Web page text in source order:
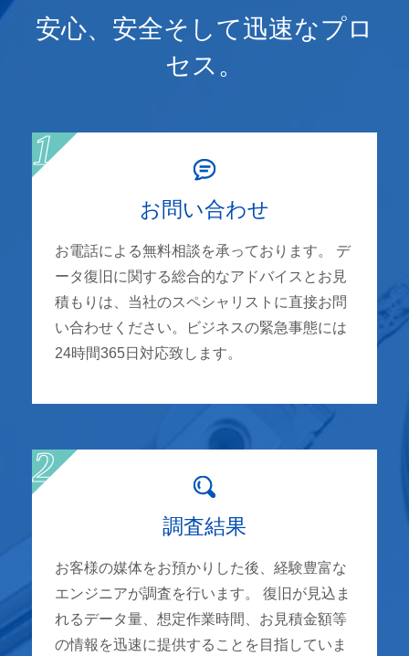
安心、安全そして迅速なプロ
セス。
お問い合わせ
お電話による無料相談を承っております。 デ
ータ復旧に関する総合的なアドバイスとお見
積もりは、当社のスペシャリストに直接お問
い合わせください。ビジネスの緊急事態には
24時間365日対応致します。
調査結果
お客様の媒体をお預かりした後、経験豊富な
エンジニアが調査を行います。 復旧が見込ま
れるデータ量、想定作業時間、お見積金額等
の情報を迅速に提供することを目指していま